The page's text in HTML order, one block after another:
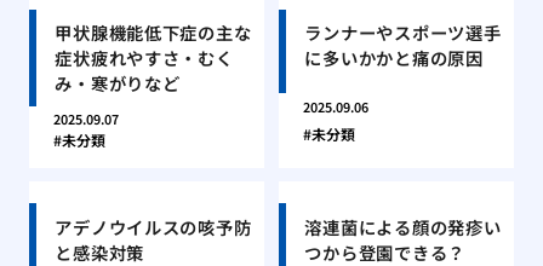
甲状腺機能低下症の主な
症状疲れやすさ・むく
み・寒がりなど
2025.09.07
未分類
ランナーやスポーツ選手
に多いかかと痛の原因
2025.09.06
未分類
アデノウイルスの咳予防
と感染対策
溶連菌による顔の発疹い
つから登園できる？